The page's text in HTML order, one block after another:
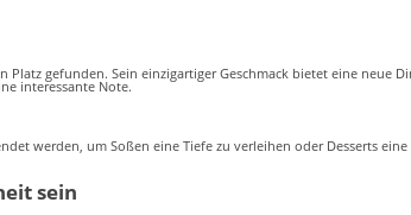
gefunden. Sein einzigartiger Geschmack bietet eine neue
interessante Note.
werden, um Soßen eine Tiefe zu verleihen oder Desserts
sein